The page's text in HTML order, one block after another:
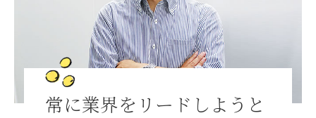
常に業界をリードしようと